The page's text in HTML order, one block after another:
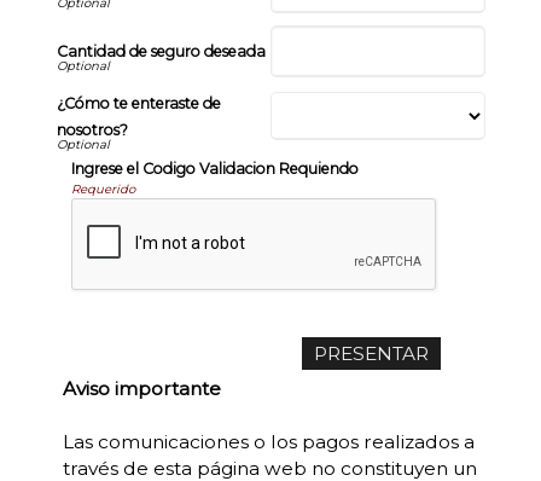
Cantidad de seguro deseada
¿Cómo te enteraste de
nosotros?
Ingrese el Codigo Validacion Requiendo
Requerido
Aviso importante
Las comunicaciones o los pagos realizados a
través de esta página web no constituyen un